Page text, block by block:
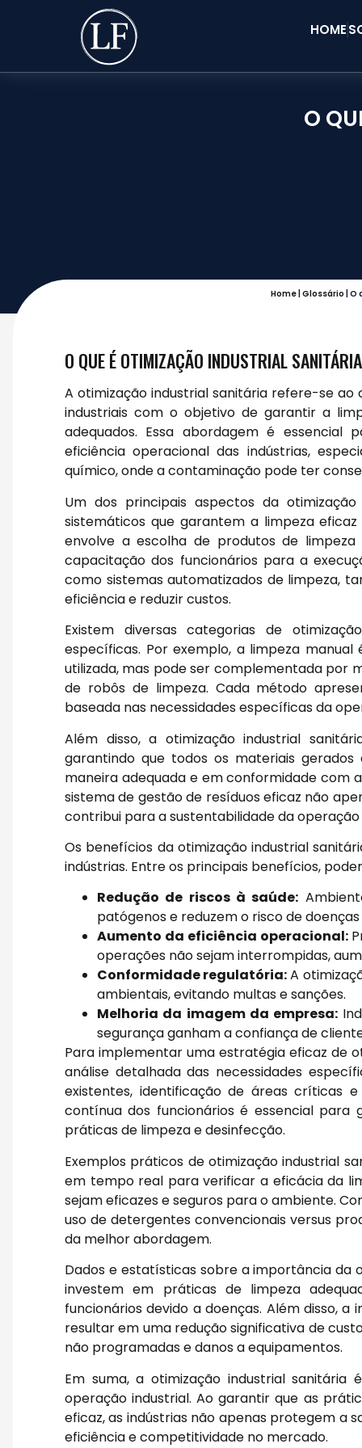
HOME
O
Home |Glossário |O
O QUE É OTIMIZAÇÃO INDUSTRIAL SANITÁRIA
A otimização industrial sanitária refere-se
industriais com o objetivo de garantir a
adequados. Essa abordagem é essencial
eficiência operacional das indústrias,
químico, onde a contaminação pode ter
Um dos principais aspectos da
sistemáticos que garantem a limpeza
envolve a escolha de produtos de
capacitação dos funcionários para a
como sistemas automatizados de limpeza,
eficiência e reduzir custos.
Existem diversas categorias de
específicas. Por exemplo, a limpeza
utilizada, mas pode ser complementada por
de robôs de limpeza. Cada método
baseada nas necessidades específicas da
Além disso, a otimização industrial
garantindo que todos os materiais
maneira adequada e em conformidade com
sistema de gestão de resíduos eficaz não
contribui para a sustentabilidade da operação
Os benefícios da otimização industrial
indústrias. Entre os principais benefícios,
Redução de riscos à saúde:
patógenos e reduzem o risco de
Aumento da eficiência operacional:
operações não sejam interrompidas,
Conformidade regulatória:A
ambientais, evitando multas e sanções.
Melhoria da imagem da empresa:
segurança ganham a confiança de
Para implementar uma estratégia eficaz de
análise detalhada das necessidades
existentes, identificação de áreas críticas
contínua dos funcionários é essencial
práticas de limpeza e desinfecção.
Exemplos práticos de otimização industrial
em tempo real para verificar a eficácia da
sejam eficazes e seguros para o ambiente.
uso de detergentes convencionais versus
da melhor abordagem.
Dados e estatísticas sobre a importância da
investem em práticas de limpeza
funcionários devido a doenças. Além disso,
resultar em uma redução significativa de
não programadas e danos a equipamentos.
Em suma, a otimização industrial
operação industrial. Ao garantir que as
eficaz, as indústrias não apenas protegem a
eficiência e competitividade no mercado.